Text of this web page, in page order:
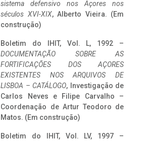
sistema defensivo nos Açores nos
séculos XVI-XIX, Alberto Vieira. (Em
construção)
Boletim do IHIT, Vol. L, 1992 –
DOCUMENTAÇÃO SOBRE AS
FORTIFICAÇÕES DOS AÇORES
EXISTENTES NOS ARQUIVOS DE
LISBOA – CATÁLOGO, Investigação de
Carlos Neves e Filipe Carvalho –
Coordenação de Artur Teodoro de
Matos. (Em construção)
Boletim do IHIT, Vol. LV, 1997 –